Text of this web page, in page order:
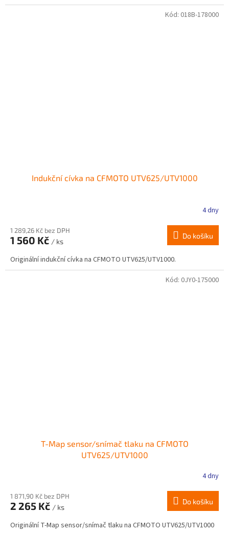
Indukční cívka na CFMOTO UTV625/UTV1000
4 dny
1 289,26 Kč bez DPH
1 560 Kč / ks
Do košíku
Originální indukční cívka na CFMOTO UTV625/UTV1000.
Kód: 018B-178000
T-Map sensor/snímač tlaku na CFMOTO
UTV625/UTV1000
4 dny
1 871,90 Kč bez DPH
2 265 Kč / ks
Do košíku
Originální T-Map sensor/snímač tlaku na CFMOTO UTV625/UTV1000
Kód: 0JY0-175000